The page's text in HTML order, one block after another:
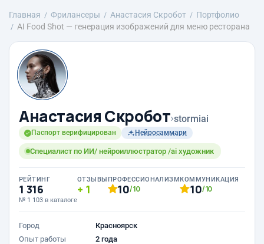
Главная Фрилансеры Анастасия Скробот
Портфолио
AI Food Shot — генерация изображений для меню ресторана
Анастасия Скробот›stormiai
Паспорт верифицирован Нейросаммари
Специалист по ИИ/ нейроиллюстратор /ai художник
РЕЙТИНГ
1 316
№ 1 103 в каталоге
ОТЗЫВЫ
1
ПРОФЕССИОНАЛИЗМ
10/10
КОММУНИКАЦИЯ
10/10
Город
Красноярск
Опыт работы
2 года